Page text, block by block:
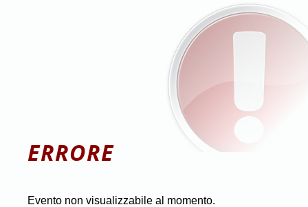
ERRORE
Evento non visualizzabile al momento.